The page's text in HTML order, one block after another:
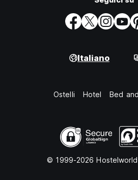
Italiano
Ostelli Hotel Bed
© 1999-2026